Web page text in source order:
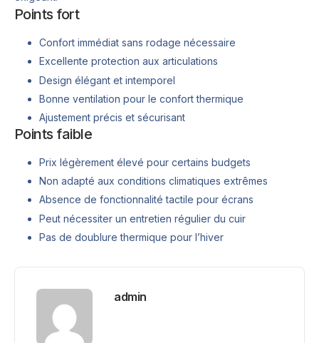
Points fort
Confort immédiat sans rodage nécessaire
Excellente protection aux articulations
Design élégant et intemporel
Bonne ventilation pour le confort thermique
Ajustement précis et sécurisant
Points faible
Prix légèrement élevé pour certains budgets
Non adapté aux conditions climatiques extrêmes
Absence de fonctionnalité tactile pour écrans
Peut nécessiter un entretien régulier du cuir
Pas de doublure thermique pour l’hiver
admin